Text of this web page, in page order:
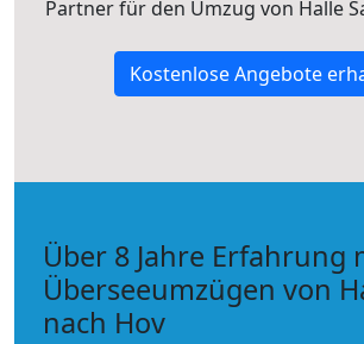
Partner für den Umzug von Halle
Kostenlose Angebote
Über 8 Jahre Erfahrung
Überseeumzügen von
nach Hov